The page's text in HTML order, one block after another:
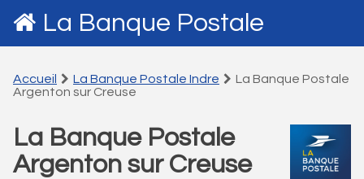
La Banque Postale
Accueil La Banque Postale Indre
La Banque Postale
Argenton sur Creuse
La Banque Postale
Argenton sur Creuse